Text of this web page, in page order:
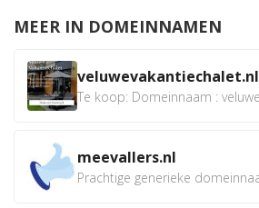
MEER IN DOMEINNAMEN
veluwevakantiechalet.nl
meevallers.nl